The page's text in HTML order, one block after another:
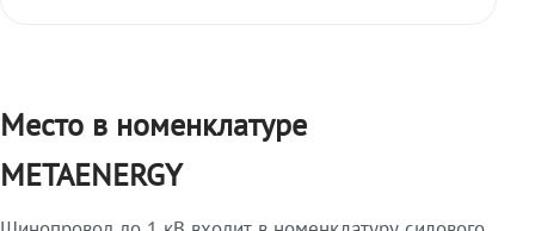
Место в номенклатуре
METAENERGY